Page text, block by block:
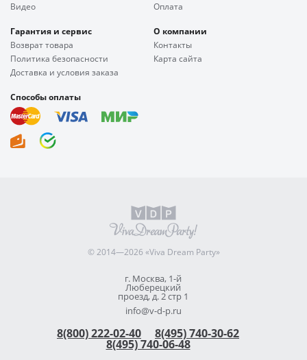
Видео
Оплата
Гарантия и сервис
Возврат товара
Политика безопасности
Доставка и условия заказа
О компании
Контакты
Карта сайта
Способы оплаты
© 2014—2026 «Viva Dream Party»
г. Москва, 1-й
Люберецкий
проезд, д. 2 стр 1
info@v-d-p.ru
8(800) 222-02-40 8(495) 740-30-62
8(495) 740-06-48